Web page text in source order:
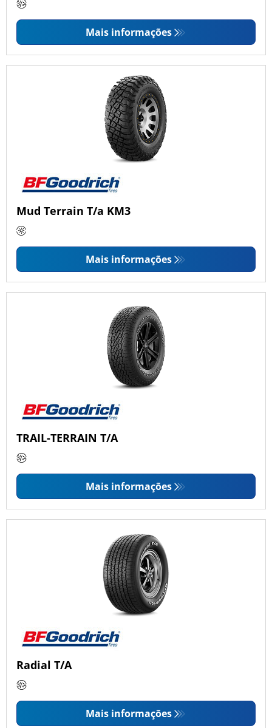
Mais informações
Mud Terrain T/a KM3
Mais informações
TRAIL-TERRAIN T/A
Mais informações
Radial T/A
Mais informações